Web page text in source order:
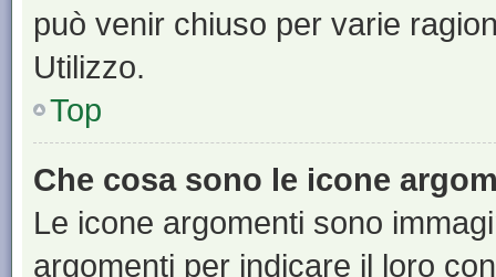
può venir chiuso per varie
Utilizzo.
Top
Che cosa sono le icone
Le icone argomenti sono
argomenti per indicare il loro